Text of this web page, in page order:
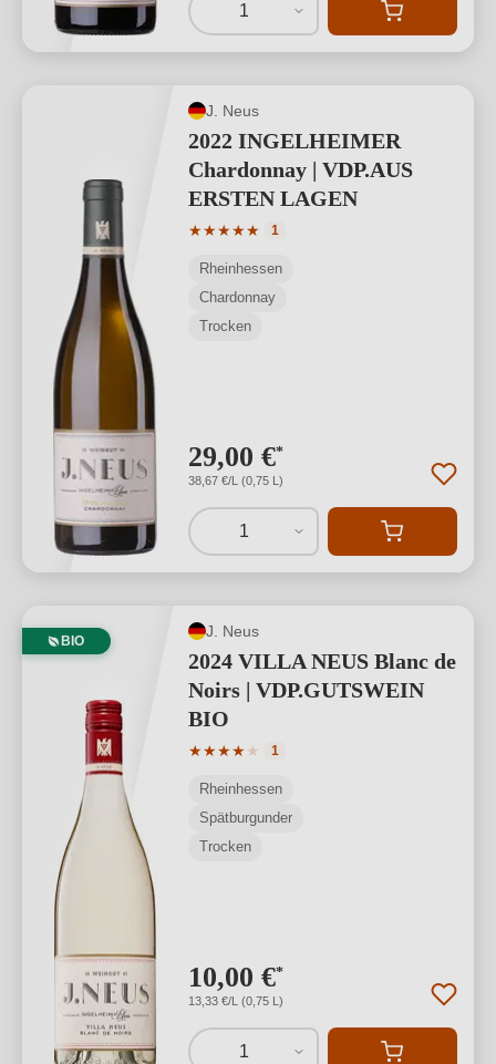
1
J. Neus
2022 INGELHEIMER
Chardonnay | VDP.AUS
ERSTEN LAGEN
★★★★★
Durchschnittliche Bewertung von 5
1
Rheinhessen
Chardonnay
Trocken
29,00 €*
38,67 €/L (0,75 L)
1
BIO
J. Neus
2024 VILLA NEUS Blanc de
Noirs | VDP.GUTSWEIN
BIO
★★★★★
Durchschnittliche Bewertung von 4
1
Rheinhessen
Spätburgunder
Trocken
10,00 €*
13,33 €/L (0,75 L)
1